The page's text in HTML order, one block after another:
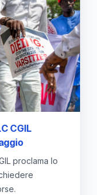
CGIL
proclama lo